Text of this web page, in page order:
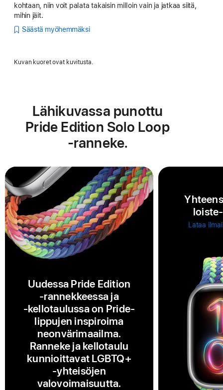
kohtaan, niin voit palata takaisin milloin vain ja jatkaa siitä,
mihin jäit.
Säästä myöhemmäksi
Kuvan kuoret ovat kuvitusta.
Lähikuvassa punottu
Pride Edition Solo Loop
‑ranneke.
Uudessa Pride Edition
‑rannekkeessa ja
‑kellotaulussa on Pride-
lippujen inspiroima
neonvärimaailma.
Ranneke ja kellotaulu
kunnioittavat LGBTQ+
‑yhteisöjen
valovoimaisuutta.
Lataa